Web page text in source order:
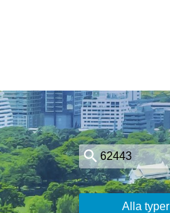
Alla typer